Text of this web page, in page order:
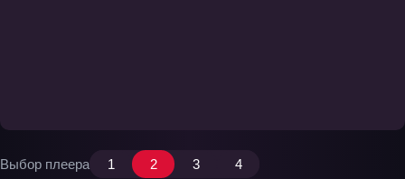
Выбор плеера 1 2 3 4